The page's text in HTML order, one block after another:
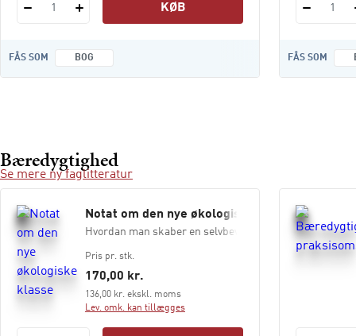
1 KØB
FÅS SOM BOG
1
FÅS SOM
Bæredygtighed
Se mere ny faglitteratur
Notat om den nye økologiske klasse
Hvordan man skaber en selvbevidst og stolt økologisk
Pris pr. stk.
170,00 kr.
136,00 kr. ekskl. moms
Lev. omk. kan tillægges